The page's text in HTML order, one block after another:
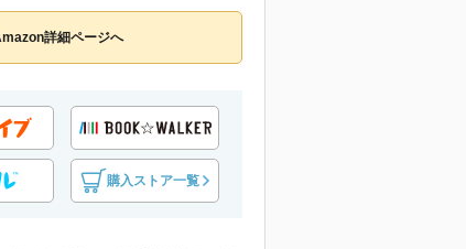
詳細ページへ
購入ストア一覧